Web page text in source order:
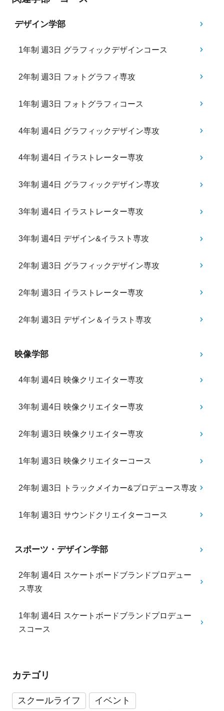
デザイン学部
1年制 週3日 グラフィックデザインコース
2年制 週3日 フォトグラフィ専攻
1年制 週3日 フォトグラフィコース
4年制 週4日 グラフィックデザイン専攻
4年制 週4日 イラストレーター専攻
3年制 週4日 グラフィックデザイン専攻
3年制 週4日 イラストレーター専攻
3年制 週4日 デザイン&イラスト専攻
2年制 週3日 グラフィックデザイン専攻
2年制 週3日 イラストレーター専攻
2年制 週3日 デザイン＆イラスト専攻
映像学部
4年制 週4日 映像クリエイター専攻
3年制 週4日 映像クリエイター専攻
2年制 週3日 映像クリエイター専攻
1年制 週3日 映像クリエイターコース
2年制 週3日 トラックメイカー&プロデュース専攻
1年制 週3日 サウンドクリエイターコース
スポーツ・デザイン学部
2年制 週4日 スケートボードブランドプロデュー
ス専攻
1年制 週4日 スケートボードブランドプロデュー
スコース
カテゴリ
スクールライフ
イベント